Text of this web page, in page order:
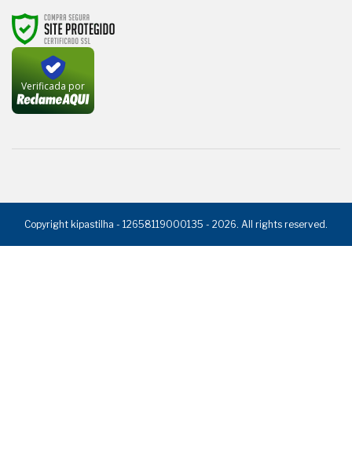
Verificada por
Copyright kipastilha - 12658119000135 - 2026. All rights reserved.